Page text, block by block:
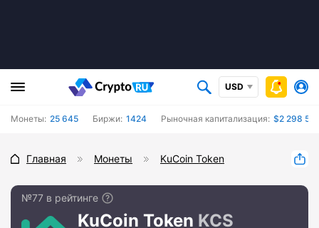
USD
Монеты: 25 645 Биржи: 1424 Рыночная капитализация: $2 298
Главная Монеты KuCoin Token
№77 в рейтинге
KuCoin Token KCS